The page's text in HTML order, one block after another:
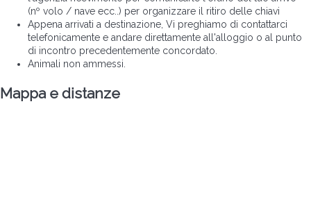
(nº volo / nave ecc..) per organizzare il ritiro delle chiavi
Appena arrivati a destinazione, Vi preghiamo di contattarci
telefonicamente e andare direttamente all'alloggio o al punto
di incontro precedentemente concordato.
Animali non ammessi.
Mappa e distanze